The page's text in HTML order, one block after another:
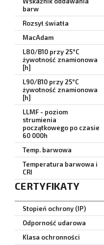
barw
Rozsył światła
MacAdam
L80/B10 przy 25°C
żywotność znamionowa
[h]
L90/B10 przy 25°C
żywotność znamionowa
[h]
LLMF - poziom
strumienia
początkowego po czasie
60 000h
Temp. barwowa
Temperatura barwowa i
CRI
CERTYFIKATY
Stopień ochrony (IP)
Odporność udarowa
Klasa ochronności